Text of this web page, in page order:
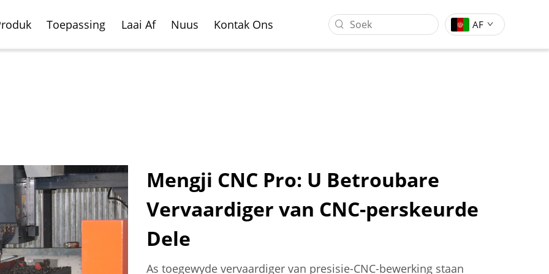
Freesnede Sentrum
Horisontale Freesnede
Gantrie Werksentrum
Toepassing
Vliegtuig Vervaardiging Vormstempeling Industrie
Laai Af Nuus Kontak Ons AF
Mengji CNC Pro: U Betroubare
Vervaardiger van CNC-perskeurde
Dele
As toegewyde vervaardiger van presisie-CNC-bewerking staan